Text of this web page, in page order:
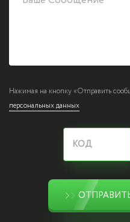
Нажимая на кнопку «Отправить
персональных данных